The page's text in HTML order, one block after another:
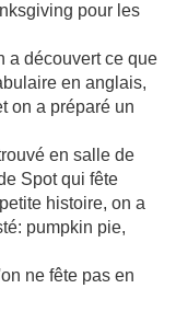
pour les
a découvert ce que
en anglais,
on a préparé un
en salle de
Spot qui fête
histoire, on a
pumpkin pie,
ne fête pas en